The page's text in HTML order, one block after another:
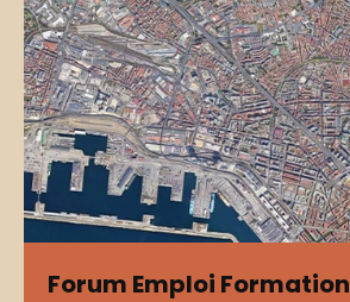
Forum Emploi Formation